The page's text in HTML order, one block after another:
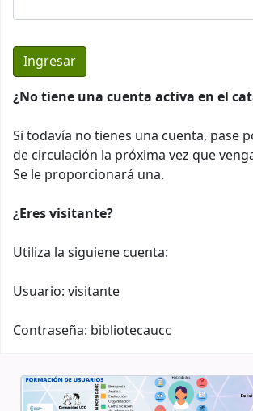
¿No tiene una cuenta activa en el
Si todavía no tienes una cuenta, pase
de circulación la próxima vez que
Se le proporcionará una.
¿Eres visitante?
Utiliza la siguiene cuenta:
Usuario: visitante
Contraseña: bibliotecaucc